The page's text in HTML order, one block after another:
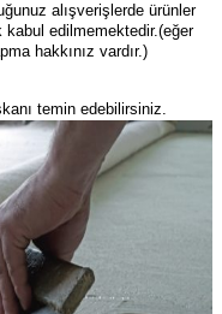
alışverişlerde ürünler
edilmemektedir.(eğer
hakkınız vardır.)
temin edebilirsiniz.